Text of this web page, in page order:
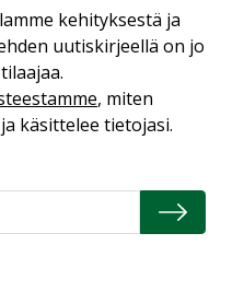
on
kehityksestä ja
uutiskirjeellä on jo
, miten
käsittelee tietojasi.